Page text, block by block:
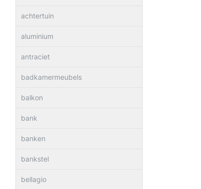
achtertuin
aluminium
antraciet
badkamermeubels
balkon
bank
banken
bankstel
bellagio